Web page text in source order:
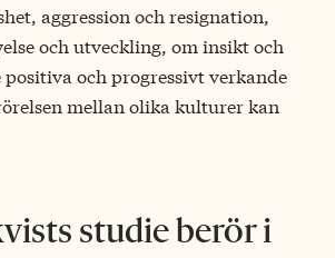
aggression och resignation,
och utveckling, om insikt och
och progressivt verkande
mellan olika kulturer kan
studie berör i